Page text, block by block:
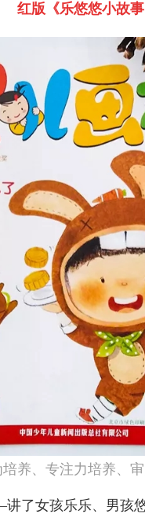
红版《乐悠悠小故
培养、专注力培养、
了女孩乐乐、男孩